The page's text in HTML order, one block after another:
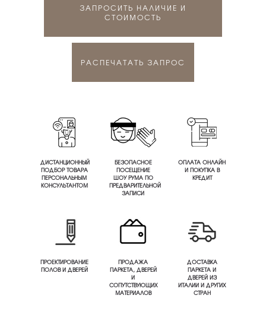
ЗАПРОСИТЬ НАЛИЧИЕ И
СТОИМОСТЬ
РАСПЕЧАТАТЬ ЗАПРОС
ДИСТАНЦИОННЫЙ
ПОДБОР ТОВАРА
ПЕРСОНАЛЬНЫМ
КОНСУЛЬТАНТОМ
БЕЗОПАСНОЕ
ПОСЕЩЕНИЕ
ШОУ РУМА ПО
ПРЕДВАРИТЕЛЬНОЙ
ЗАПИСИ
ОПЛАТА ОНЛАЙН
И ПОКУПКА В
КРЕДИТ
ПРОЕКТИРОВАНИЕ
ПОЛОВ И ДВЕРЕЙ
ПРОДАЖА
ПАРКЕТА, ДВЕРЕЙ
И
СОПУТСТВУЮЩИХ
МАТЕРИАЛОВ
ДОСТАВКА
ПАРКЕТА И
ДВЕРЕЙ ИЗ
ИТАЛИИ И ДРУГИХ
СТРАН